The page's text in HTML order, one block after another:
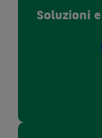
Soluzioni